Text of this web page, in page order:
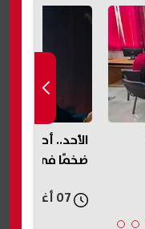
الأحد.. أحمد
ضخمًا في